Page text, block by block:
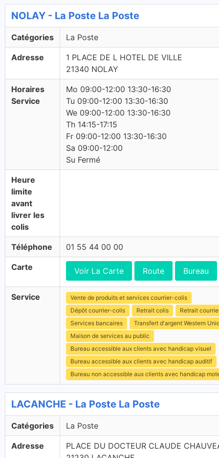
NOLAY - La Poste La Poste
Catégories La Poste
Adresse
1 PLACE DE L HOTEL DE VILLE
21340 NOLAY
Horaires
Service
Mo 09:00-12:00 13:30-16:30
Tu 09:00-12:00 13:30-16:30
We 09:00-12:00 13:30-16:30
Th 14:15-17:15
Fr 09:00-12:00 13:30-16:30
Sa 09:00-12:00
Su Fermé
Heure
limite
avant
livrer les
colis
Téléphone 01 55 44 00 00
Carte Voir La Carte Route Bureau
Service
Vente de produits et services courrier-colis
Dépôt courrier-colis
Retrait colis
Retrait
Services bancaires
Transfert d'argent Western
Maison de services au public
Bureau accessible aux clients avec handicap visuel
Bureau accessible aux clients avec handicap auditif
Bureau non accessible aux clients avec handicap
LACANCHE - La Poste La Poste
Catégories La Poste
Adresse
PLACE DU DOCTEUR CLAUDE